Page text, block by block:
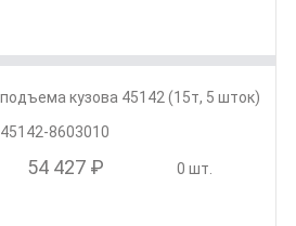
кузова 45142 (15т, 5 шток)
45142-8603010
54 427 ₽ 0 шт.